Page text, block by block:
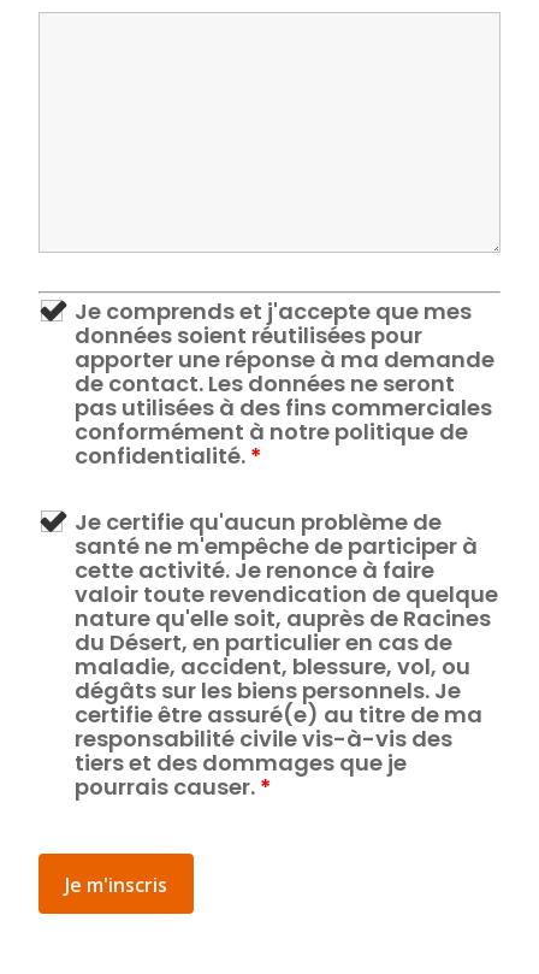
Je comprends et j'accepte que mes
données soient réutilisées pour
apporter une réponse à ma demande
de contact. Les données ne seront
pas utilisées à des fins commerciales
conformément à notre politique de
confidentialité. *
Je certifie qu'aucun problème de
santé ne m'empêche de participer à
cette activité. Je renonce à faire
valoir toute revendication de quelque
nature qu'elle soit, auprès de Racines
du Désert, en particulier en cas de
maladie, accident, blessure, vol, ou
dégâts sur les biens personnels. Je
certifie être assuré(e) au titre de ma
responsabilité civile vis-à-vis des
tiers et des dommages que je
pourrais causer. *